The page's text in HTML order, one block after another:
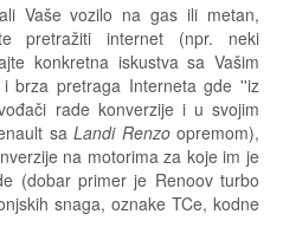
Vaše vozilo na gas ili metan,
pretražiti internet (npr. neki
konkretna iskustva sa Vašim
brza pretraga Interneta gde ''iz
rade konverzije i u svojim
saLandi Renzoopremom),
na motorima za koje im je
(dobar primer je Renoov turbo
snaga, oznake TCe, kodne